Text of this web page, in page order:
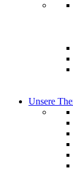
Unsere